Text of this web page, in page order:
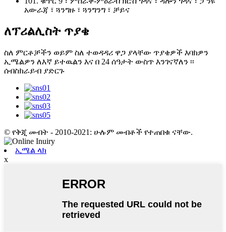
አውራጃ ፣ ጓንግዙ ፣ ጓንግንግ ፣ ቻይና
ለፕሪልሊስት ጥያቄ
ስለ ምርቶቻችን ወይም ስለ ተወዳዳሪ ዋጋ ያላቸው ጥያቄዎች እባክዎን
ኢሜልዎን ለእኛ ይተዉልን እና በ 24 ሰዓታት ውስጥ እንገናኛለን ፡፡
ሰብስክራይብ ያድርጉ
© የቅጂ መብት - 2010-2021: ሁሉም መብቶች የተጠበቁ ናቸው.
ኢሜል ላክ
x